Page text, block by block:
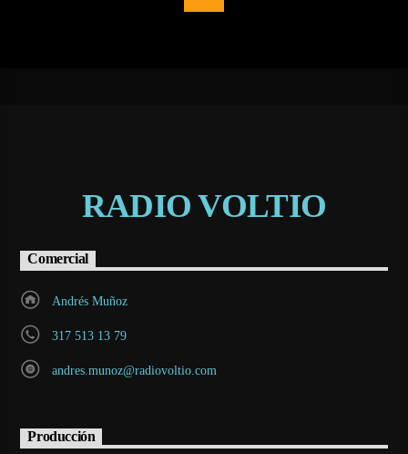
RADIO VOLTIO
Comercial
Andrés Muñoz
317 513 13 79
andres.munoz@radiovoltio.com
Producción